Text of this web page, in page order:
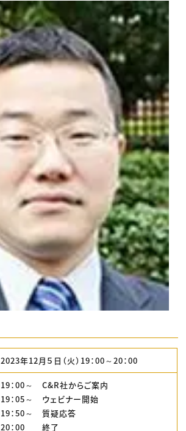
2023年12月５日（火）19：00～20：00
19：00～ C&R社からご案内
19：05～ ウェビナー開始
19：50～ 質疑応答
20：00 終了